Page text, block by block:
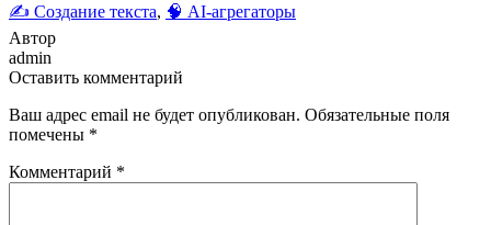
✍️ Создание текста, 🧠 AI-агрегаторы
Автор
admin
Оставить комментарий
Ваш адрес email не будет опубликован. Обязательные поля
помечены *
Комментарий *